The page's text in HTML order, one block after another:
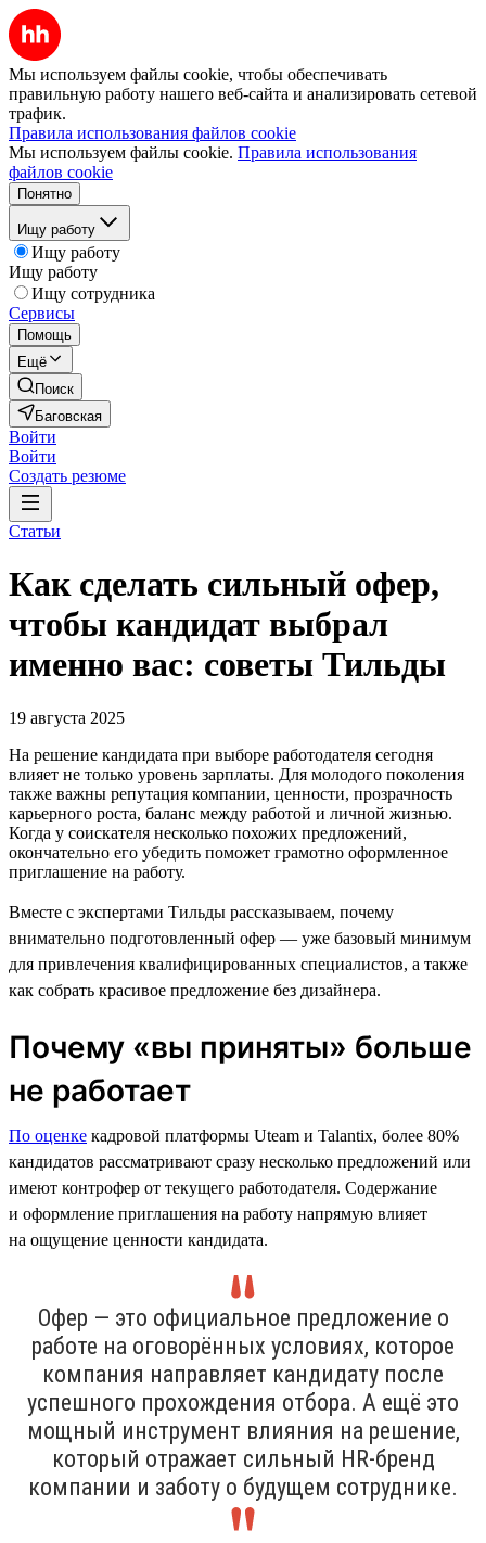
Мы используем файлы cookie, чтобы обеспечивать
правильную работу нашего веб-сайта и анализировать сетевой
трафик.
Правила использования файлов cookie
Мы используем файлы cookie. Правила использования
файлов cookie
Понятно
Ищу работу
Ищу работу
Ищу работу
Ищу сотрудника
Сервисы
Помощь
Ещё
Поиск
Баговская
Войти
Войти
Создать резюме
Статьи
Как сделать сильный офер,
чтобы кандидат выбрал
именно вас: советы Тильды
19 августа 2025
На решение кандидата при выборе работодателя сегодня
влияет не только уровень зарплаты. Для молодого поколения
также важны репутация компании, ценности, прозрачность
карьерного роста, баланс между работой и личной жизнью.
Когда у соискателя несколько похожих предложений,
окончательно его убедить поможет грамотно оформленное
приглашение на работу.
Вместе с экспертами Тильды рассказываем, почему
внимательно подготовленный офер — уже базовый минимум
для привлечения квалифицированных специалистов, а также
как собрать красивое предложение без дизайнера.
Почему «вы приняты» больше
не работает
По оценке кадровой платформы Uteam и Talantix, более 80%
кандидатов рассматривают сразу несколько предложений или
имеют контрофер от текущего работодателя. Содержание
и оформление приглашения на работу напрямую влияет
на ощущение ценности кандидата.
Офер — это официальное предложение о
работе на оговорённых условиях, которое
компания направляет кандидату после
успешного прохождения отбора. А ещё это
мощный инструмент влияния на решение,
который отражает сильный HR-бренд
компании и заботу о будущем сотруднике.